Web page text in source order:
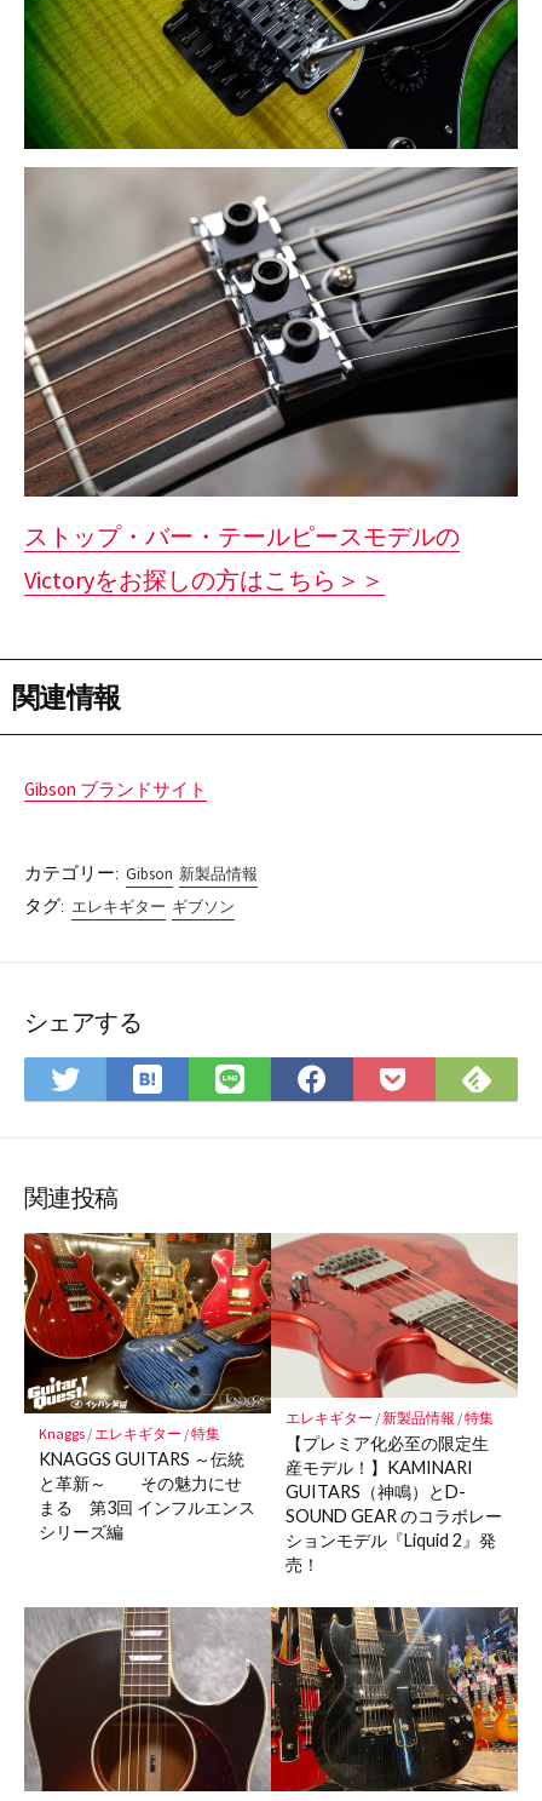
ストップ・バー・テールピースモデルの
Victoryをお探しの方はこちら＞＞
関連情報
Gibson ブランドサイト
カテゴリー: Gibson 新製品情報
タグ: エレキギター ギブソン
シェアする
Twitter
で
ア
は
て
マ
ー
ク
に
保
存
LINE
で
Facebook
で
Pocket
に
で
関連投稿
Knaggs/エレキギター /特集
KNAGGS GUITARS ～伝統
と革新～ その魅力にせ
まる 第3回 インフルエンス
シリーズ編
エレキギター /新製品情報 /特集
【プレミア化必至の限定生
産モデル！】KAMINARI
GUITARS（神鳴）とD-
SOUND GEAR のコラボレー
ションモデル『Liquid 2』発
売！